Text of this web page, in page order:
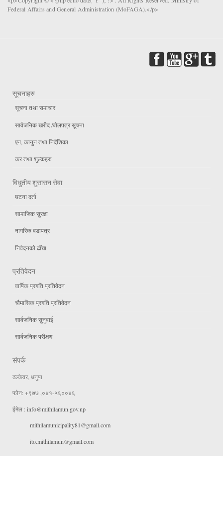
Federal Affairs and General Administration (MoFAGA).</p>
सूचनाहरु
सूचना तथा समाचार
सार्वजनिक खरीद /बोलपत्र सूचना
एन, कानुन तथा निर्देशिका
कर तथा शुल्कहरु
विधुतीय शुसासन सेवा
घटना दर्ता
सामाजिक सुरक्षा
नागरिक वडापत्र
निवेदनको ढाँचा
प्रतिवेदन
वार्षिक प्रगति प्रतिवेदन
चौमासिक प्रगति प्रतिवेदन
सार्वजनिक सुनुवाई
सार्वजनिक परीक्षण
संपर्क
ढल्केवर, धनुषा
फोन: +९७७ ,०४१-५६००४६
ईमेल : info@mithilamun.gov.np
mithilamunicipality81@gmail.com
ito.mithilamun@gmail.com